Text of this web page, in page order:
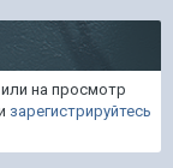
на просмотр
зарегистрируйтесь